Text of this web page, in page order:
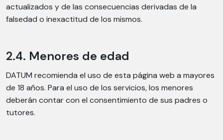
actualizados y de las consecuencias derivadas de la
falsedad o inexactitud de los mismos.
2.4. Menores de edad
DATUM recomienda el uso de esta página web a mayores
de 18 años. Para el uso de los servicios, los menores
deberán contar con el consentimiento de sus padres o
tutores.